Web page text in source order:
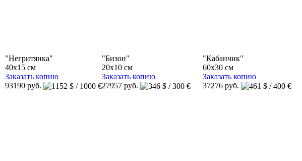
"Негритянка"
40x15 см
Заказать копию
93190 руб.
"Бизон"
20x10 см
Заказать копию
27957 руб.
"Кабанчик"
60x30 см
Заказать копию
37276 руб.